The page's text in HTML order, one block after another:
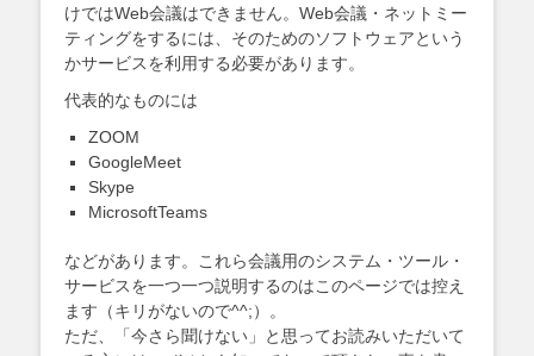
けではWeb会議はできません。Web会議・ネットミー
ティングをするには、そのためのソフトウェアという
かサービスを利用する必要があります。
代表的なものには
ZOOM
GoogleMeet
Skype
MicrosoftTeams
などがあります。これら会議用のシステム・ツール・
サービスを一つ一つ説明するのはこのページでは控え
ます（キリがないので^^;）。
ただ、「今さら聞けない」と思ってお読みいただいて